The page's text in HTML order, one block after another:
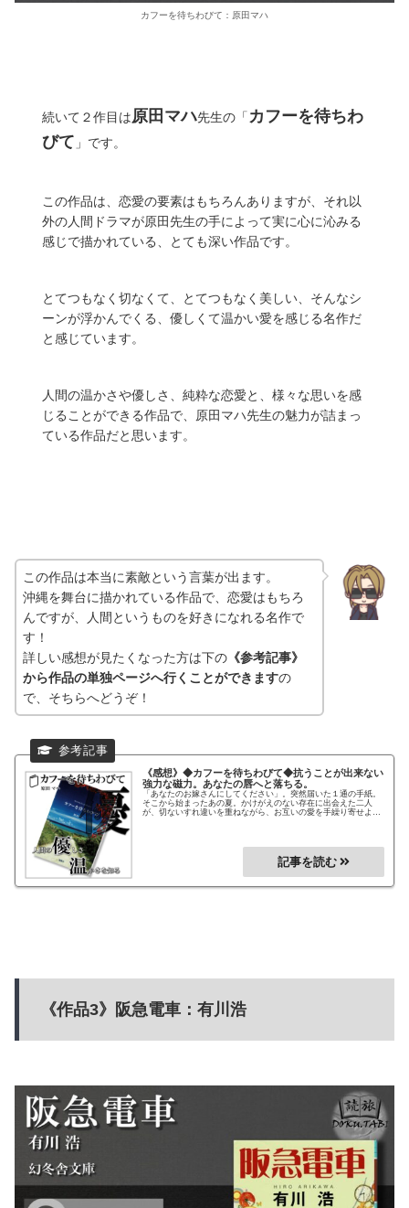
カフーを待ちわびて：原田マハ
続いて２作目は原田マハ先生の「 カフーを待ちわ
びて 」です。
この作品は、恋愛の要素はもちろんありますが、それ以
外の人間ドラマが原田先生の手によって実に心に沁みる
感じで描かれている、とても深い作品です。
とてつもなく切なくて、とてつもなく美しい、そんなシ
ーンが浮かんでくる、優しくて温かい愛を感じる名作だ
と感じています。
人間の温かさや優しさ、純粋な恋愛と、様々な思いを感
じることができる作品で、原田マハ先生の魅力が詰まっ
ている作品だと思います。
この作品は本当に素敵という言葉が出ます。
沖縄を舞台に描かれている作品で、恋愛はもちろ
んですが、人間というものを好きになれる名作で
す！
詳しい感想が見たくなった方は下の 《参考記事》
から作品の単独ページへ行くことができますの
で、そちらへどうぞ！
《感想》◆カフーを待ちわびて◆抗うことが出来ない
強力な磁力。あなたの唇へと落ちる。
「あなたのお嫁さんにしてください」。突然届いた１通の手紙。
そこから始まったあの夏。かけがえのない存在に出会えた二人
が、切ないすれ違いを重ねながら、お互いの愛を手繰り寄せよう
《作品3》阪急電車：有川浩